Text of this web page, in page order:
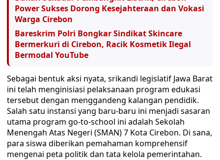
Power Sukses Dorong Kesejahteraan dan Vokasi
Warga Cirebon
Bareskrim Polri Bongkar Sindikat Skincare
Bermerkuri di Cirebon, Racik Kosmetik Ilegal
Bermodal YouTube
Sebagai bentuk aksi nyata, srikandi legislatif Jawa Barat
ini telah menginisiasi pelaksanaan program edukasi
tersebut dengan menggandeng kalangan pendidik.
Salah satu instansi yang baru-baru ini menjadi sasaran
utama program go-to-school ini adalah Sekolah
Menengah Atas Negeri (SMAN) 7 Kota Cirebon. Di sana,
para siswa diberikan pemahaman komprehensif
mengenai peta politik dan tata kelola pemerintahan.